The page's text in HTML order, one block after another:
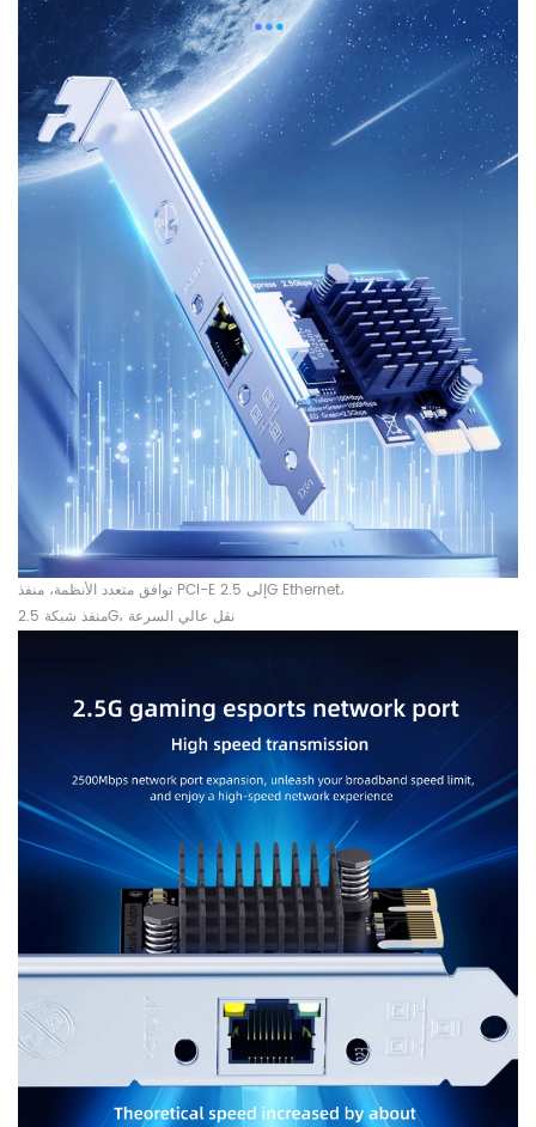
توافق متعدد الأنظمة، منفذ PCI-E إلى 2.5G Ethernet،
منفذ شبكة 2.5G، نقل عالي السرعة